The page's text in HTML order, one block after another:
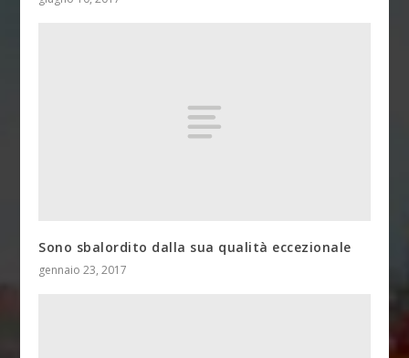
Sono sbalordito dalla sua qualità eccezionale
gennaio 23, 2017